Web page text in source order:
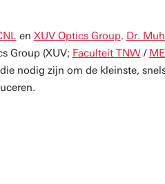
en XUV Optics Group. Dr.
Group (XUV; Faculteit TNW/
nodig zijn om de kleinste,